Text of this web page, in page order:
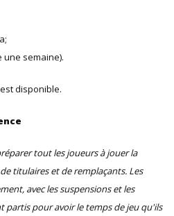
une semaine).
disponible.
tout les joueurs à jouer la
titulaires et de remplaçants. Les
avec les suspensions et les
partis pour avoir le temps de jeu qu'ils